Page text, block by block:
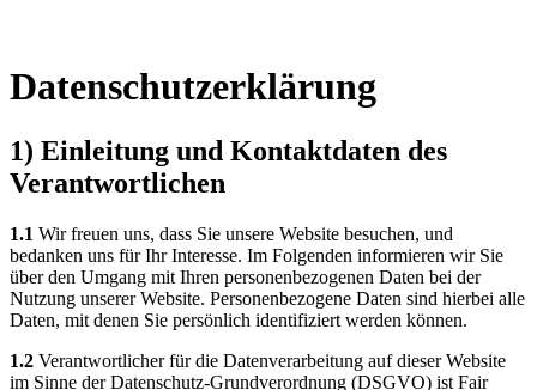
Datenschutzerklärung
1) Einleitung und Kontaktdaten des
Verantwortlichen
1.1 Wir freuen uns, dass Sie unsere Website besuchen, und
bedanken uns für Ihr Interesse. Im Folgenden informieren wir Sie
über den Umgang mit Ihren personenbezogenen Daten bei der
Nutzung unserer Website. Personenbezogene Daten sind hierbei alle
Daten, mit denen Sie persönlich identifiziert werden können.
1.2 Verantwortlicher für die Datenverarbeitung auf dieser Website
im Sinne der Datenschutz-Grundverordnung (DSGVO) ist Fair